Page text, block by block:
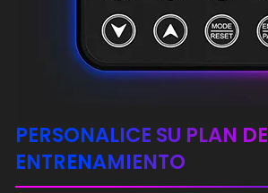
PERSONALICE SU PLAN DE
ENTRENAMIENTO